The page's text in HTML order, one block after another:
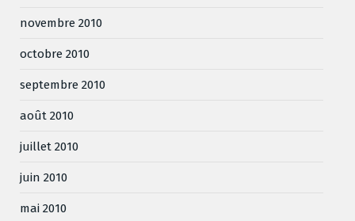
novembre 2010
octobre 2010
septembre 2010
août 2010
juillet 2010
juin 2010
mai 2010